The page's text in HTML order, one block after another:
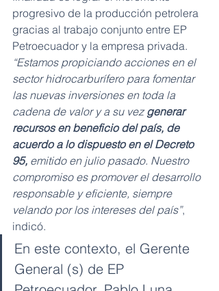
progresivo de la producción petrolera
gracias al trabajo conjunto entre EP
Petroecuador y la empresa privada.
“Estamos propiciando acciones en el
sector hidrocarburífero para fomentar
las nuevas inversiones en toda la
cadena de valor y a su vez generar
recursos en beneficio del país, de
acuerdo a lo dispuesto en el Decreto
95, emitido en julio pasado. Nuestro
compromiso es promover el desarrollo
responsable y eficiente, siempre
velando por los intereses del país”,
indicó.
En este contexto, el Gerente
General (s) de EP